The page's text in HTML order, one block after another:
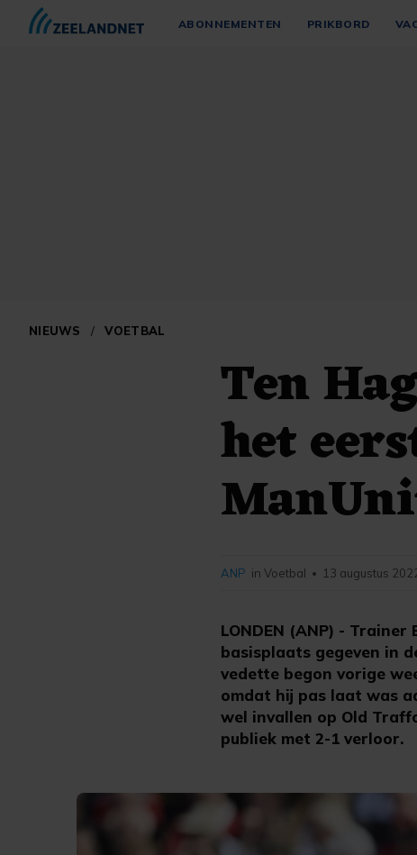
ABONNEMENTEN PRIKBORD
NIEUWS / VOETBAL
Ten
het
LONDEN (ANP) -
basisplaats gegeven in
vedette begon vorige
omdat hij pas laat was
wel invallen op Old
publiek met 2-1 verloor.
ANP in Voetbal • 13 augustus